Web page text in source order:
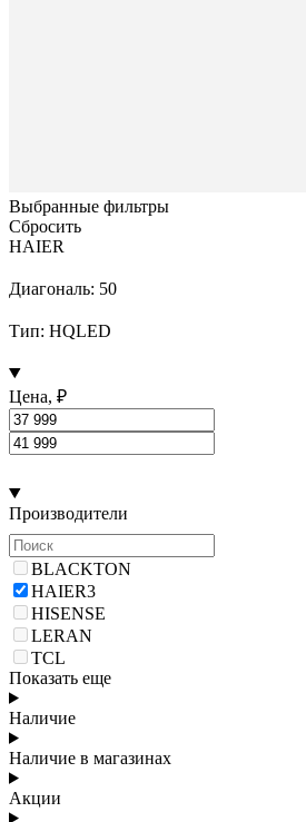
Выбранные фильтры
Сбросить
HAIER
Диагональ: 50
Тип: HQLED
Цена, ₽
Производители
BLACKTON
HAIER3
HISENSE
LERAN
TCL
Показать еще
Наличие
Наличие в магазинах
Акции